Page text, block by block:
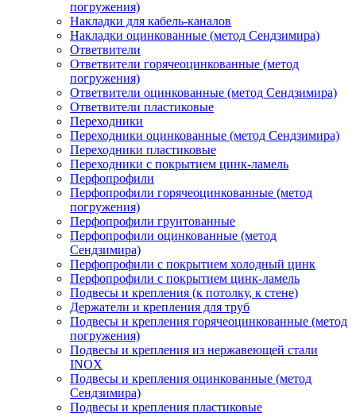
погружения)
Накладки для кабель-каналов
Накладки оцинкованные (метод Сендзимира)
Ответвители
Ответвители горячеоцинкованные (метод
погружения)
Ответвители оцинкованные (метод Сендзимира)
Ответвители пластиковые
Переходники
Переходники оцинкованные (метод Сендзимира)
Переходники пластиковые
Переходники с покрытием цинк-ламель
Перфопрофили
Перфопрофили горячеоцинкованные (метод
погружения)
Перфопрофили грунтованные
Перфопрофили оцинкованные (метод
Сендзимира)
Перфопрофили с покрытием холодный цинк
Перфопрофили с покрытием цинк-ламель
Подвесы и крепления (к потолку, к стене)
Держатели и крепления для труб
Подвесы и крепления горячеоцинкованные (метод
погружения)
Подвесы и крепления из нержавеющей стали
INOX
Подвесы и крепления оцинкованные (метод
Сендзимира)
Подвесы и крепления пластиковые